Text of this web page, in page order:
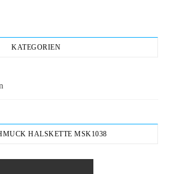
KATEGORIEN
HALSKETTE MSK1038